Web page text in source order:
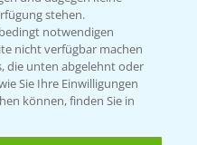
uns
stehen.
notwendigen
nicht verfügbar machen
die unten abgelehnt oder
Sie Ihre Einwilligungen
können, finden Sie in